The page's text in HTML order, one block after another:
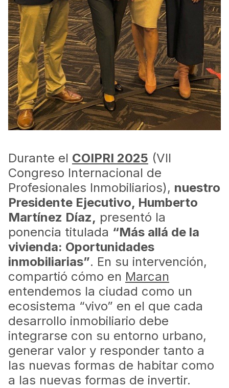
Durante el COIPRI 2025 (VII
Congreso Internacional de
Profesionales Inmobiliarios), nuestro
Presidente Ejecutivo, Humberto
Martínez Díaz, presentó la
ponencia titulada “Más allá de la
vivienda: Oportunidades
inmobiliarias”. En su intervención,
compartió cómo en Marcan
entendemos la ciudad como un
ecosistema “vivo” en el que cada
desarrollo inmobiliario debe
integrarse con su entorno urbano,
generar valor y responder tanto a
las nuevas formas de habitar como
a las nuevas formas de invertir.